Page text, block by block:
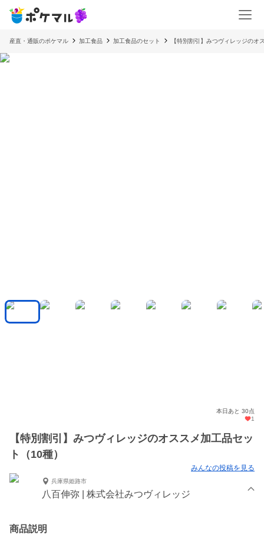
産直・通販のポケマル 加工食品 加工食品のセット 【特別割引】みつヴィレッジのオ
本日あと 30点
1
【特別割引】みつヴィレッジのオススメ加工品セッ
ト（10種）
みんなの投稿を見る
兵庫県姫路市
八百伸弥 | 株式会社みつヴィレッジ
商品説明